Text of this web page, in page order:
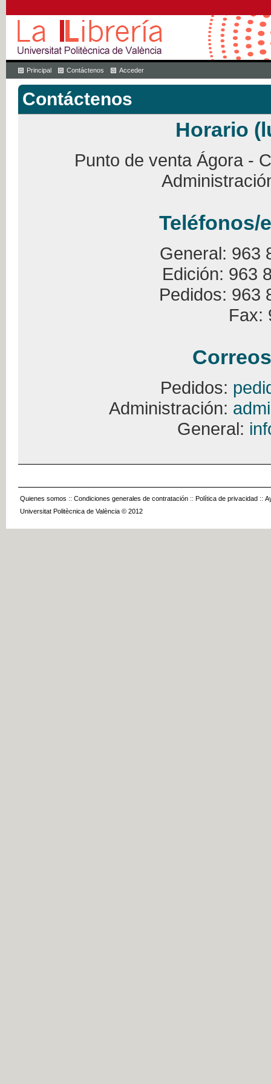
Principal Contáctenos Acceder
Contáctenos
Horario
Punto de venta Ágora -
Teléfonos/
General: 963
Edición: 963
Pedidos: 963
Fax:
Pedidos:
Administración:
General:
Quienes somos :: Condiciones generales de contratación :: Política de privacidad ::
Universitat Politècnica de València © 2012